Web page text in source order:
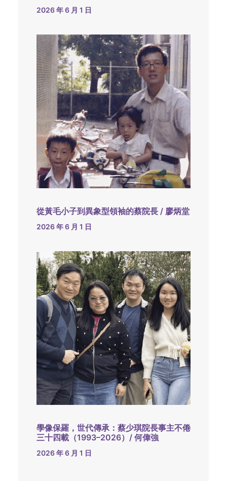
2026 年 6 月 1 日
從黃毛小子到異象型領袖的蔡院長 / 廖炳堂
2026 年 6 月 1 日
學像保羅，世代傳承：蔡少琪院長事主不倦
三十四載（1993–2026）/ 何偉強
2026 年 6 月 1 日